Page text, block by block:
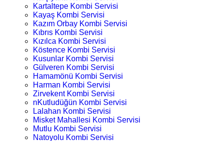
Kartaltepe Kombi Servisi
Kayaş Kombi Servisi
Kazım Orbay Kombi Servisi
Kıbrıs Kombi Servisi
Kızılca Kombi Servisi
Köstence Kombi Servisi
Kusunlar Kombi Servisi
Gülveren Kombi Servisi
Hamamönü Kombi Servisi
Harman Kombi Servisi
Zirvekent Kombi Servisi
nKutludüğün Kombi Servisi
Lalahan Kombi Servisi
Misket Mahallesi Kombi Servisi
Mutlu Kombi Servisi
Natoyolu Kombi Servisi